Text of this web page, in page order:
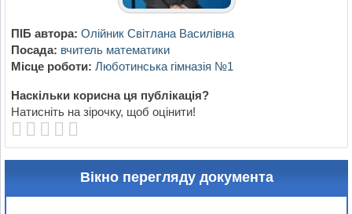
ПІБ автора: Олійник Світлана Василівна
Посада: вчитель математики
Місце роботи: Люботинська гімназія №1
Наскільки корисна ця публікація?
Натисніть на зірочку, щоб оцінити!
Вікно перегляду документа